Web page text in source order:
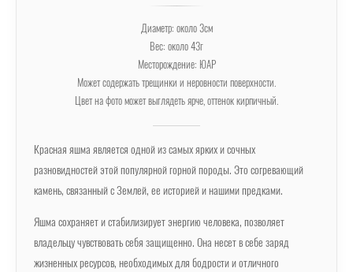
Диаметр: около 3см
Вес: около 43г
Месторождение: ЮАР
Может содержать трещинки и неровности поверхности.
Цвет на фото может выглядеть ярче, оттенок кирпичный.
Красная яшма является одной из самых ярких и сочных
разновидностей этой популярной горной породы. Это согревающий
камень, связанный с Землей, ее историей и нашими предками.
Яшма сохраняет и стабилизирует энергию человека, позволяет
владельцу чувствовать себя защищенно. Она несет в себе заряд
жизненных ресурсов, необходимых для бодрости и отличного